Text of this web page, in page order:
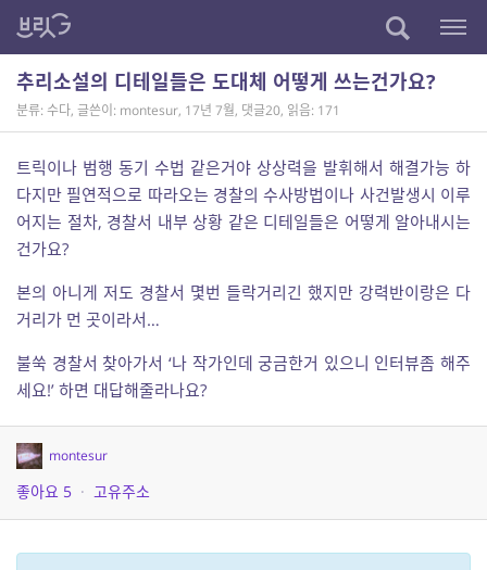
추리소설의 디테일들은 도대체 어떻게 쓰는건가요?
분류: 수다, 글쓴이: montesur, 17년 7월, 댓글20, 읽음: 171
트릭이나 범행 동기 수법 같은거야 상상력을 발휘해서 해결가능 하
다지만 필연적으로 따라오는 경찰의 수사방법이나 사건발생시 이루
어지는 절차, 경찰서 내부 상황 같은 디테일들은 어떻게 알아내시는
건가요?
본의 아니게 저도 경찰서 몇번 들락거리긴 했지만 강력반이랑은 다
거리가 먼 곳이라서…
불쑥 경찰서 찾아가서 ‘나 작가인데 궁금한거 있으니 인터뷰좀 해주
세요!’ 하면 대답해줄라나요?
montesur
좋아요 5 · 고유주소